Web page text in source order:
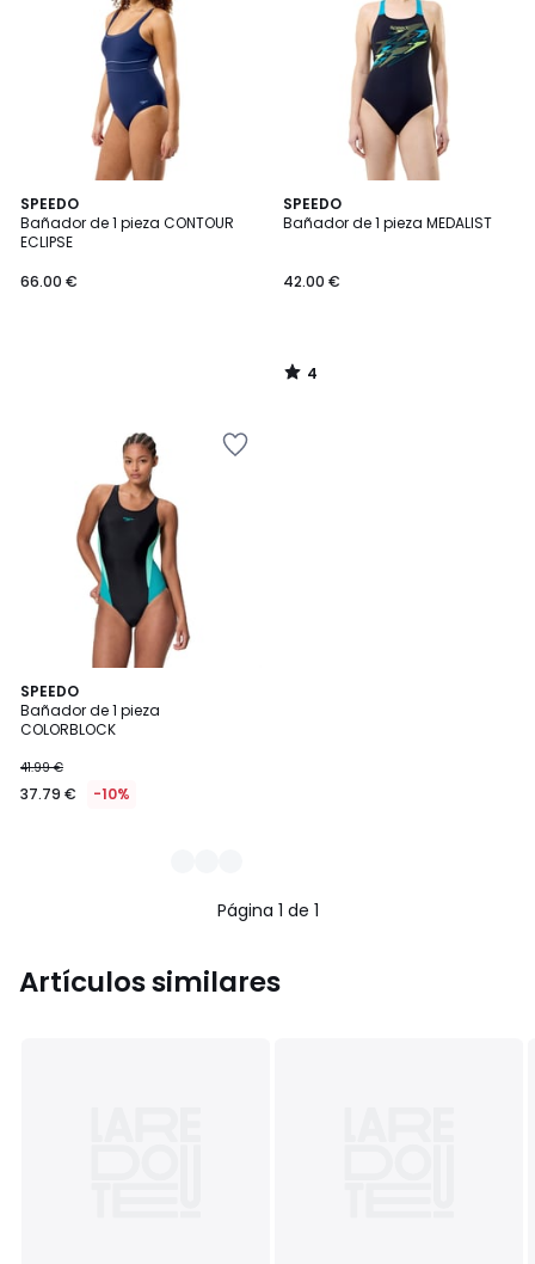
SPEEDO
Bañador de 1 pieza CONTOUR
ECLIPSE
66.00 €
SPEEDO
Bañador de 1 pieza MEDALIST
42.00 €
4
/
4
/
SPEEDO
Bañador de 1 pieza
COLORBLOCK
41.99 €
37.79 € -10%
2
Colores
Página 1 de 1
Artículos similares